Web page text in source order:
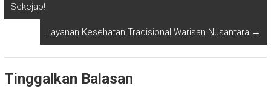
Sekejap!
Layanan Kesehatan Tradisional Warisan Nusantara →
Tinggalkan Balasan